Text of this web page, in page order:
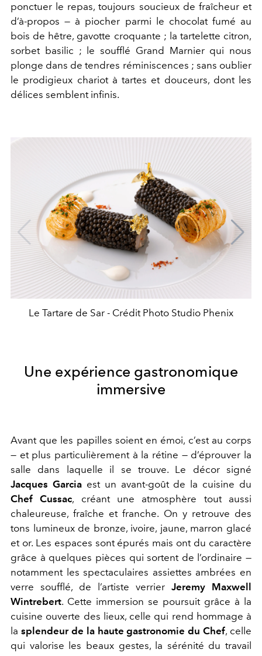
ponctuer le repas, toujours soucieux de fraîcheur et
d’à-propos — à piocher parmi le chocolat fumé au
bois de hêtre, gavotte croquante ; la tartelette citron,
sorbet basilic ; le soufflé Grand Marnier qui nous
plonge dans de tendres réminiscences ; sans oublier
le prodigieux chariot à tartes et douceurs, dont les
délices semblent infinis.
Le Tartare de Sar - Crédit Photo Studio Phenix
Une expérience gastronomique
immersive
Avant que les papilles soient en émoi, c’est au corps
— et plus particulièrement à la rétine — d’éprouver la
salle dans laquelle il se trouve. Le décor signé
Jacques Garciaest un avant-goût de la cuisine du
Chef Cussac, créant une atmosphère tout aussi
chaleureuse, fraîche et franche. On y retrouve des
tons lumineux de bronze, ivoire, jaune, marron glacé
et or. Les espaces sont épurés mais ont du caractère
grâce à quelques pièces qui sortent de l’ordinaire —
notamment les spectaculaires assiettes ambrées en
verre soufflé, de l’artiste verrier Jeremy Maxwell
Wintrebert. Cette immersion se poursuit grâce à la
cuisine ouverte des lieux, celle qui rend hommage à
la splendeur de la haute gastronomie du Chef, celle
qui valorise les beaux gestes, la sérénité du travail